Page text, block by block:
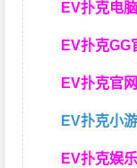
EV扑克电
EV扑克GG
EV扑克官
EV扑克小
EV扑克娱